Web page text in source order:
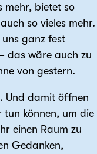
mehr, bietet so
so vieles mehr.
ganz fest
das wäre auch zu
von gestern.
Und damit öffnen
tun können, um die
einen Raum zu
Gedanken,